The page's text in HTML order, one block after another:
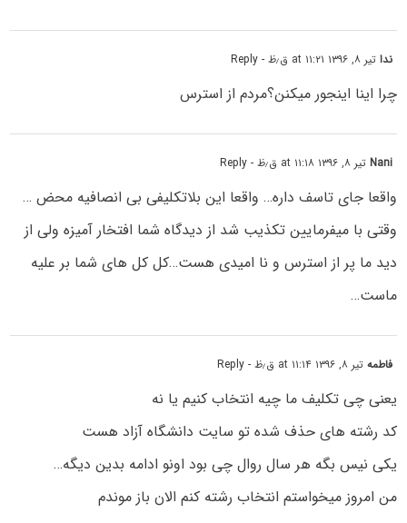
نداتیر ۸, ۱۳۹۶ at ۱۱:۲۱ ق٫ظ - Reply
چرا اینا اینجور میکنن؟مردم از استرس
Naniتیر ۸, ۱۳۹۶ at ۱۱:۱۸ ق٫ظ - Reply
واقعا جای تاسف داره… واقعا این بلاتکلیفی بی انصافیه محض …
وقتی با میفرمایین تکذیب شد از دیدگاه شما افتخار آمیزه ولی از
دید ما پر از استرس و نا امیدی هست…کل کل های شما بر علیه
ماست…
فاطمهتیر ۸, ۱۳۹۶ at ۱۱:۱۴ ق٫ظ - Reply
یعنی چی تکلیف ما چیه انتخاب کنیم یا نه
کد رشته های حذف شده تو سایت دانشگاه آزاد هست
یکی نیس بگه هر سال روال چی بود اونو ادامه بدین دیگه…
من امروز میخواستم انتخاب رشته کنم الان باز موندم